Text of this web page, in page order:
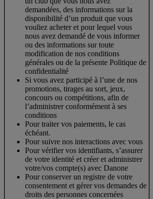
demandées, des informations sur la
disponibilité d’un produit que vous
vouliez acheter et pour lequel vous
nous avez demandé de vous informer
ou des informations sur toute
modification de nos conditions
générales ou de la présente Politique de
confidentialité
Si vous avez participé à l’une de nos
promotions, tirages au sort, jeux,
concours ou compétitions, afin de
l’administrer conformément à ses
conditions
Pour traiter vos paiements, le cas
échéant.
Pour suivre nos interactions avec vous
Pour vérifier vos identifiants, s’assurer
de votre identité et créer et administrer
votre/vos compte(s) avec Danone
Pour conserver un registre de votre
consentement et gérer vos demandes de
droits des personnes concernées